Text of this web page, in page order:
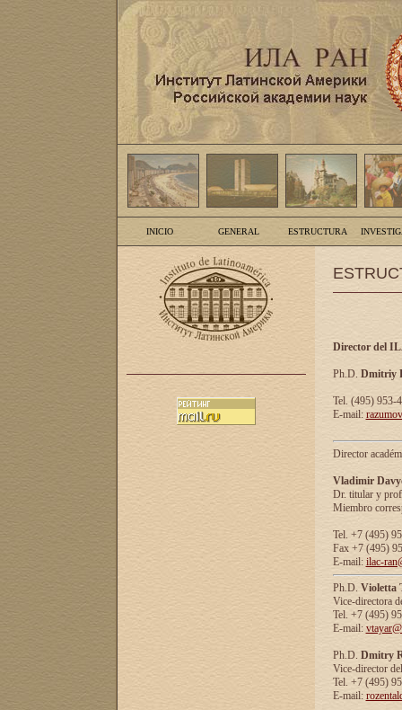
INICIO GENERAL ESTRUCTURA
Director del
Ph.D. Dmitriy
Tel. (495) 953-
E-mail:
Director
Vladimir
Dr. titular y
Miembro
Tel. +7 (495)
Fax +7 (495)
E-mail: ilac-
Ph.D. Violetta
Vice-directora
Tel. +7 (495)
E-mail:
Ph.D. Dmitry
Vice-director
Tel. +7 (495)
E-mail: